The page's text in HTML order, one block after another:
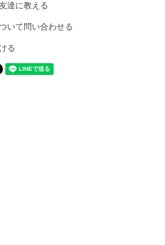
達に教える
いて問い合わせる
る